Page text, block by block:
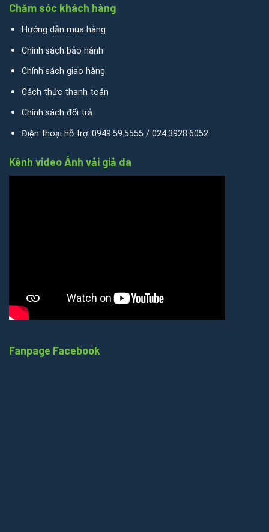
Chăm sóc khách hàng
Hướng dẫn mua hàng
Chính sách bảo hành
Chính sách giao hàng
Cách thức thanh toán
Chính sách đổi trả
Điện thoại hỗ trợ: 0949.59.5555 / 024.3928.6052
Kênh video Ánh vải giả da
Fanpage Facebook